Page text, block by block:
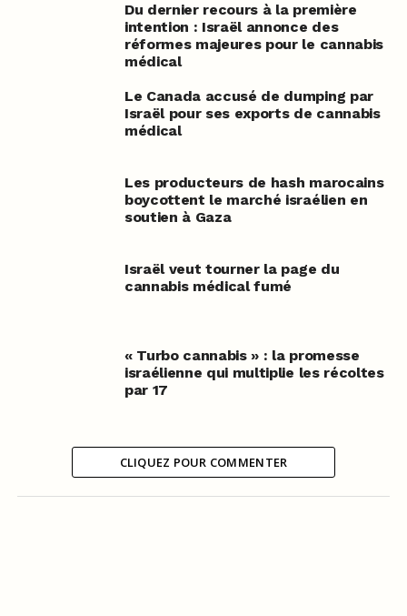
Du dernier recours à la première
intention : Israël annonce des
réformes majeures pour le cannabis
médical
Le Canada accusé de dumping par
Israël pour ses exports de cannabis
médical
Les producteurs de hash marocains
boycottent le marché israélien en
soutien à Gaza
Israël veut tourner la page du
cannabis médical fumé
« Turbo cannabis » : la promesse
israélienne qui multiplie les récoltes
par 17
CLIQUEZ POUR COMMENTER